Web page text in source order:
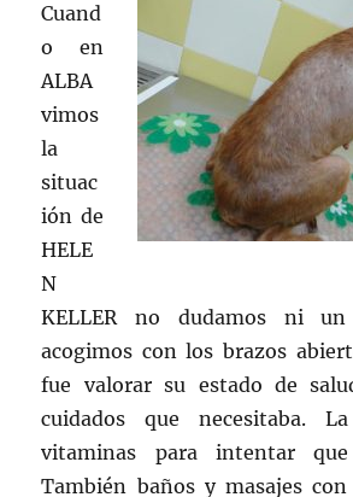
Cuand
o en
ALBA
vimos
la
situac
ión de
HELE
N
KELLER no dudamos ni
acogimos con los brazos
fue valorar su estado de
cuidados que necesitaba.
vitaminas para intentar
También baños y masajes